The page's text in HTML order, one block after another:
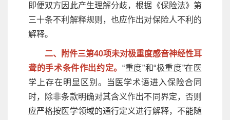
即便双方因此产生理解分歧，根据《保险法》第
三十条不利解释规则，也应作出对保险人不利的
解释。
二、附件三第40项未对极重度感音神经性耳
聋的手术条件作出约定。 “重度”和“极重度”在医
学上存在明显区别。当医学术语进入保险合同
时，除非条款明确对其含义作出不同界定，否则
应严格按医学领域的通行定义进行解释，不能随